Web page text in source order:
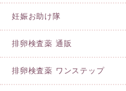
妊娠お助け隊
排卵検査薬 通販
排卵検査薬 ワンステップ